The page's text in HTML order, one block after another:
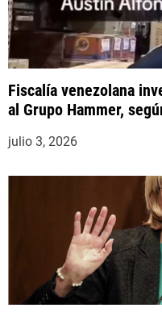
Fiscalía venezolana
al Grupo Hammer,
julio 3, 2026